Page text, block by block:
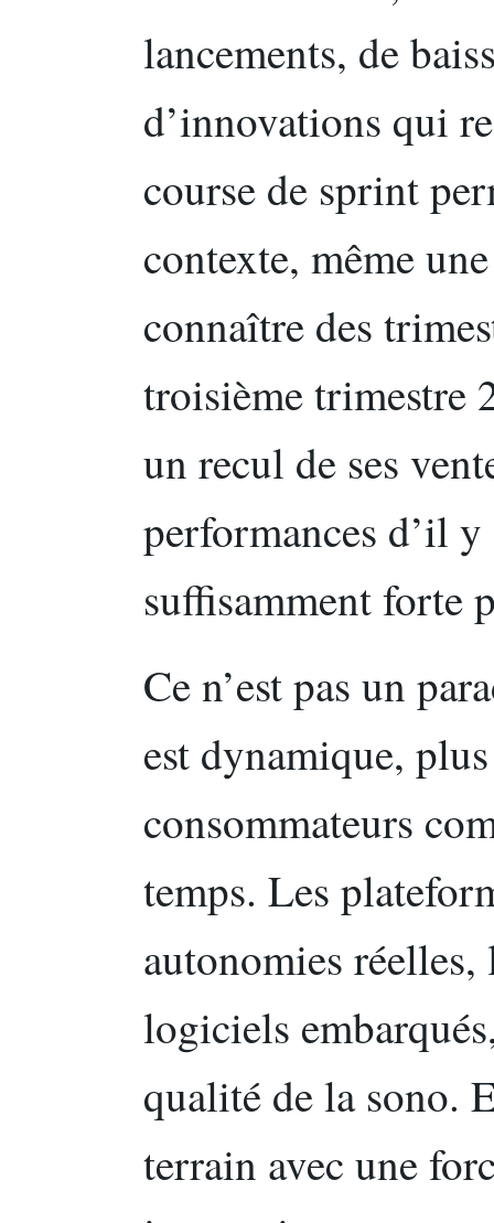
lancements, de
d’innovations qui
course de sprint
contexte, même
connaître des
troisième trimestre
un recul de ses
performances d’il
suffisamment forte
Ce n’est pas un
est dynamique,
consommateurs
temps. Les
autonomies réelles,
logiciels
qualité de la sono.
terrain avec une